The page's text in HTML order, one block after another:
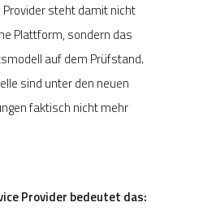
Provider steht damit nicht
Plattform, sondern das
auf dem Prüfstand.
sind unter den neuen
faktisch nicht mehr
Provider bedeutet das: